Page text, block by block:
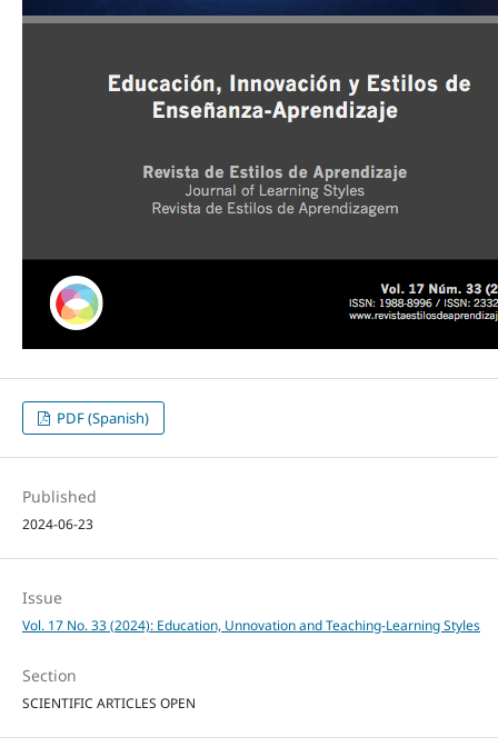
PDF (Spanish)
Published
2024-06-23
Issue
Vol. 17 No. 33 (2024): Education, Unnovation and Teaching-Learning Styles
Section
SCIENTIFIC ARTICLES OPEN